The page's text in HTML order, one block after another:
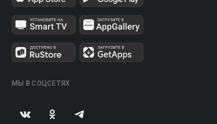
МЫ В СОЦСЕТЯХ